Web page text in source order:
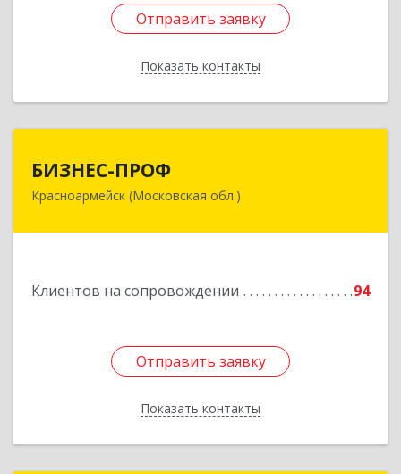
Отправить заявку
Показать контакты
Отправить заявку
Назад
БИЗНЕС-ПРОФ
Красноармейск (Московская обл.)
Клиентов на сопровождении 94
Отправить заявку
Показать контакты
141290, Московская обл, Красноармейск г,
Отправить заявку
Назад